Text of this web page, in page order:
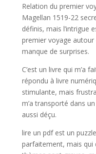
Relation du premier
Magellan 1519-22
définis, mais l’intrigue
premier voyage
manque de surprises.
C’est un livre qui m’a
répondu à livre
stimulante, mais
m’a transporté dans
aussi déçu.
lire un pdf est un
parfaitement, mais qui